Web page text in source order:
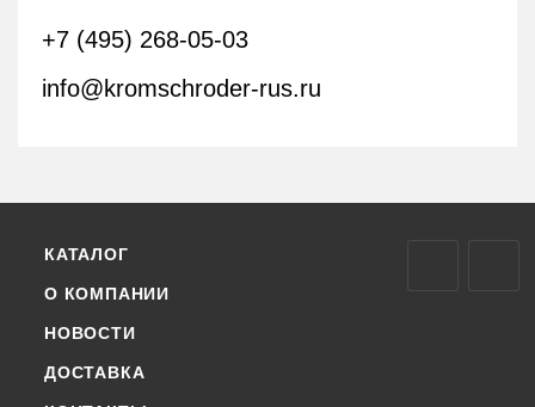
+7 (495) 268-05-03
info@kromschroder-rus.ru
КАТАЛОГ
О КОМПАНИИ
НОВОСТИ
ДОСТАВКА